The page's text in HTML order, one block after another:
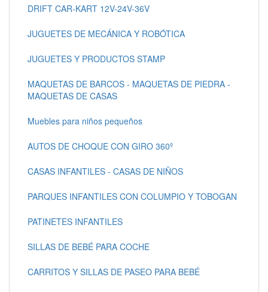
DRIFT CAR-KART 12V-24V-36V
JUGUETES DE MECÁNICA Y ROBÓTICA
JUGUETES Y PRODUCTOS STAMP
MAQUETAS DE BARCOS - MAQUETAS DE PIEDRA -
MAQUETAS DE CASAS
Muebles para niños pequeños
AUTOS DE CHOQUE CON GIRO 360º
CASAS INFANTILES - CASAS DE NIÑOS
PARQUES INFANTILES CON COLUMPIO Y TOBOGAN
PATINETES INFANTILES
SILLAS DE BEBÉ PARA COCHE
CARRITOS Y SILLAS DE PASEO PARA BEBÉ